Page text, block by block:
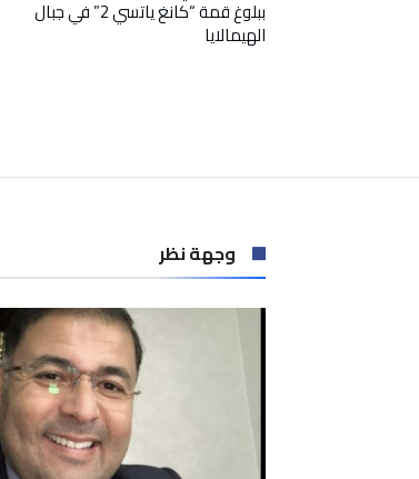
ببلوغ قمة “كانغ ياتسي 2” في جبال
الهيمالايا
وجهة نظر